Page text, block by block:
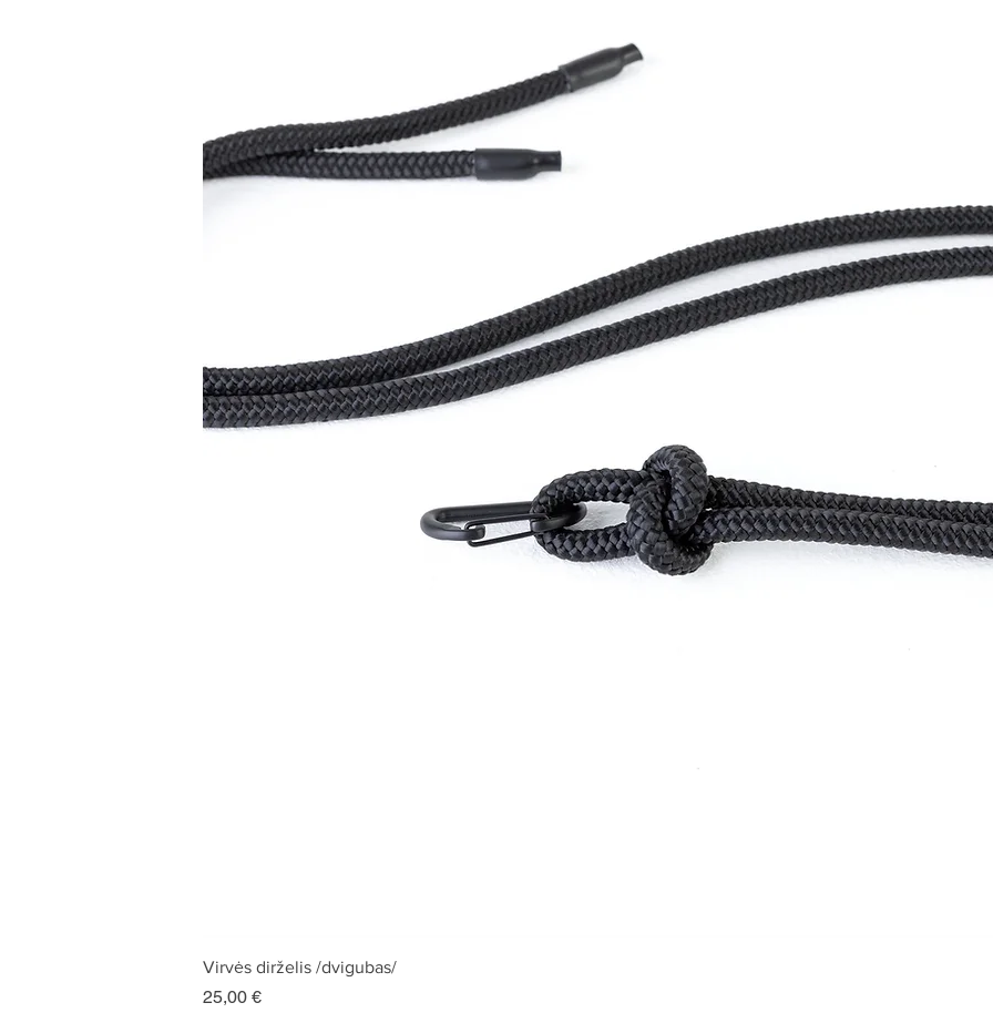
Virvės dirželis /dvigubas/
Kaina
25,00 €